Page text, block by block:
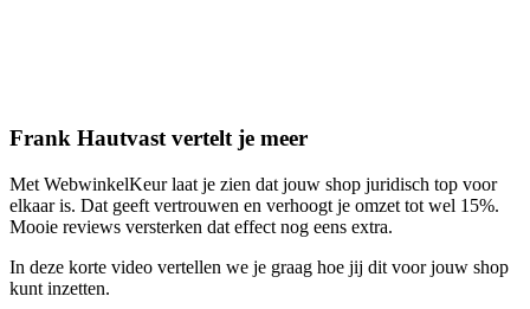
Frank Hautvast vertelt je meer
Met WebwinkelKeur laat je zien dat jouw shop juridisch top voor
elkaar is. Dat geeft vertrouwen en verhoogt je omzet tot wel 15%.
Mooie reviews versterken dat effect nog eens extra.
In deze korte video vertellen we je graag hoe jij dit voor jouw shop
kunt inzetten.